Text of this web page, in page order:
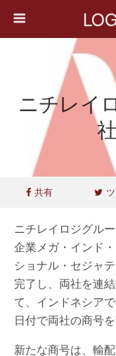
ニチレイ
共有
ニチレイロジグル
企業メガ・インド
ショナル・セジャ
完了し、両社を連
て、インドネシア
日付で両社の商号を
新たな商号は、輸